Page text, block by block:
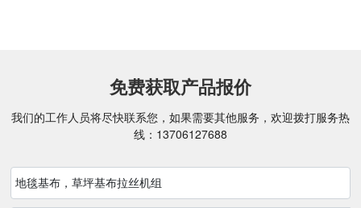
免费获取产品报价
我们的工作人员将尽快联系您，如果需要其他服务，欢迎拨打服务热
线： 13706127688
地毯基布，草坪基布拉丝机组